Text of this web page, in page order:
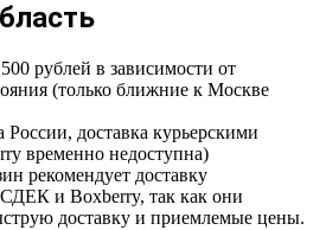
рублей в зависимости от
(только ближние к Москве
России, доставка курьерскими
временно недоступна)
рекомендует доставку
и Boxberry, так как они
доставку и приемлемые цены.